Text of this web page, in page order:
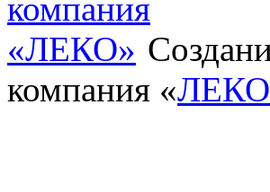
компания «ЛЕКО